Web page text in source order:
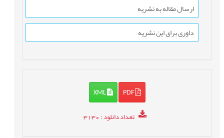
ارسال مقاله به نشریه
داوری برای این نشریه
PDF
XML
تعداد دانلود: 3130